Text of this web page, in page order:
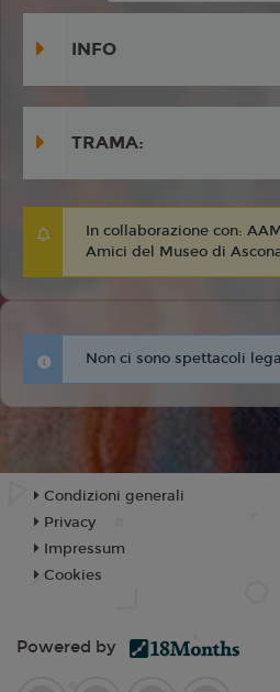
INFO
TRAMA:
In collaborazione con:
Amici del Museo di
Non ci sono spettacoli
Condizioni generali
Privacy
Impressum
Cookies
Powered by